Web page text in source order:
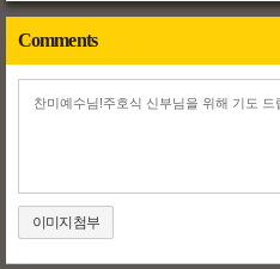
Comments
이미지첨부